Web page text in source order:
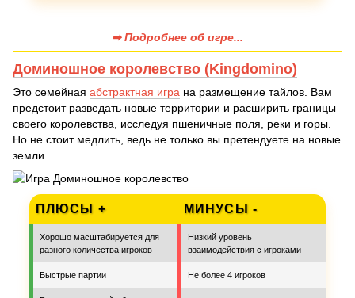
➡ Подробнее об игре...
Доминошное королевство (Kingdomino)
Это семейная абстрактная игра на размещение тайлов. Вам
предстоит разведать новые территории и расширить границы
своего королевства, исследуя пшеничные поля, реки и горы.
Но не стоит медлить, ведь не только вы претендуете на новые
земли...
ПЛЮСЫ + МИНУСЫ -
Хорошо масштабируется для
разного количества игроков
Низкий уровень
взаимодействия с игроками
Быстрые партии Не более 4 игроков